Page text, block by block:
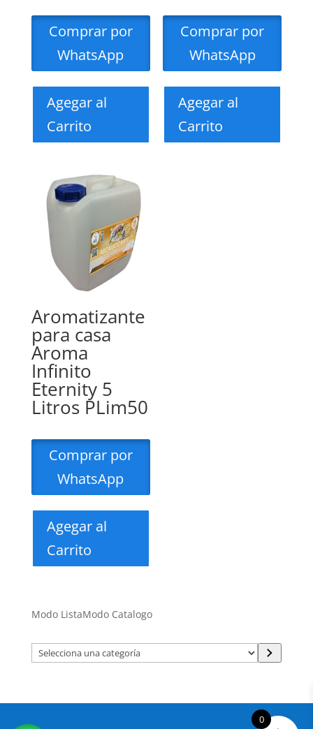
Comprar por
WhatsApp
Agegar al
Carrito
Comprar por
WhatsApp
Agegar al
Carrito
Aromatizante
para casa
Aroma
Infinito
Eternity 5
Litros PLim50
Comprar por
WhatsApp
Agegar al
Carrito
Modo ListaModo Catalogo
Selecciona
una
0